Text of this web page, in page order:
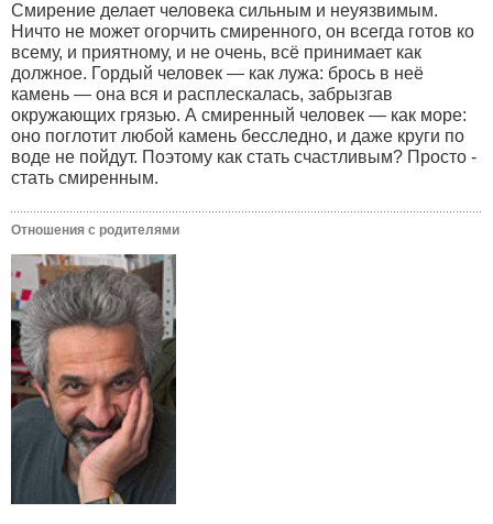
Смирение делает человека сильным и неуязвимым.
Ничто не может огорчить смиренного, он всегда готов ко
всему, и приятному, и не очень, всё принимает как
должное. Гордый человек — как лужа: брось в неё
камень — она вся и расплескалась, забрызгав
окружающих грязью. А смиренный человек — как море:
оно поглотит любой камень бесследно, и даже круги по
воде не пойдут. Поэтому как стать счастливым? Просто -
стать смиренным.
Отношения с родителями